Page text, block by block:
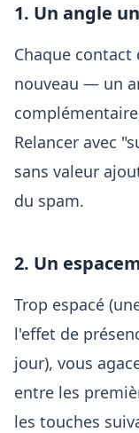
1. Un angle
Chaque
nouveau — un
Relancer avec
sans valeur
du spam.
2. Un
Trop espacé
l'effet de
jour), vous
entre les
les touches